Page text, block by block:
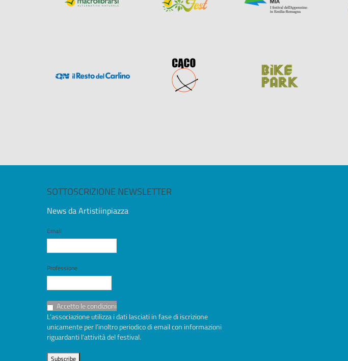
SOTTOSCRIZIONE NEWSLETTER
News da Artistiinpiazza
Email
Professione
Accetto le condizioni
L'associazione utilizza i dati lasciati in fase di iscrizione
unicamente per l’inoltro periodico di email con informazioni
riguardanti l'attività del festival.